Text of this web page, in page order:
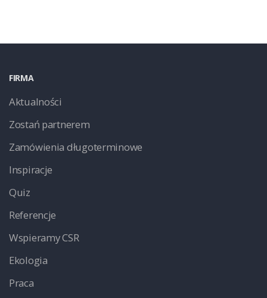
FIRMA
Aktualności
Zostań partnerem
Zamówienia długoterminowe
Inspiracje
Quiz
Referencje
Wspieramy CSR
Ekologia
Praca